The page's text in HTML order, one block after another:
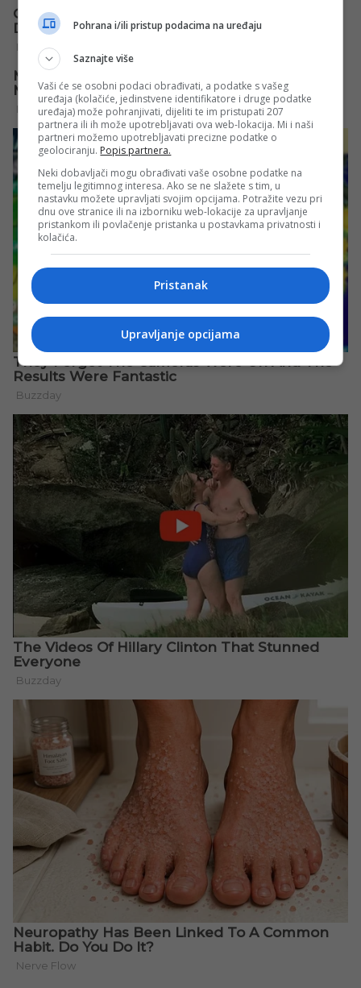
Pohrana i/ili pristup podacima na uređaju
Saznajte više
Vaši će se osobni podaci obrađivati, a podatke s vašeg
uređaja (kolačiće, jedinstvene identifikatore i druge podatke
uređaja) može pohranjivati, dijeliti te im pristupati 207
partnera ili ih može upotrebljavati ova web-lokacija. Mi i naši
partneri možemo upotrebljavati precizne podatke o
geolociranju. Popis partnera.
Neki dobavljači mogu obrađivati vaše osobne podatke na
temelju legitimnog interesa. Ako se ne slažete s tim, u
nastavku možete upravljati svojim opcijama. Potražite vezu pri
dnu ove stranice ili na izborniku web-lokacije za upravljanje
pristankom ili povlačenje pristanka u postavkama privatnosti i
kolačića.
Pristanak
Upravljanje opcijama